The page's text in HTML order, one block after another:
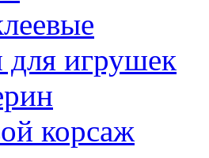
для игрушек
корсаж